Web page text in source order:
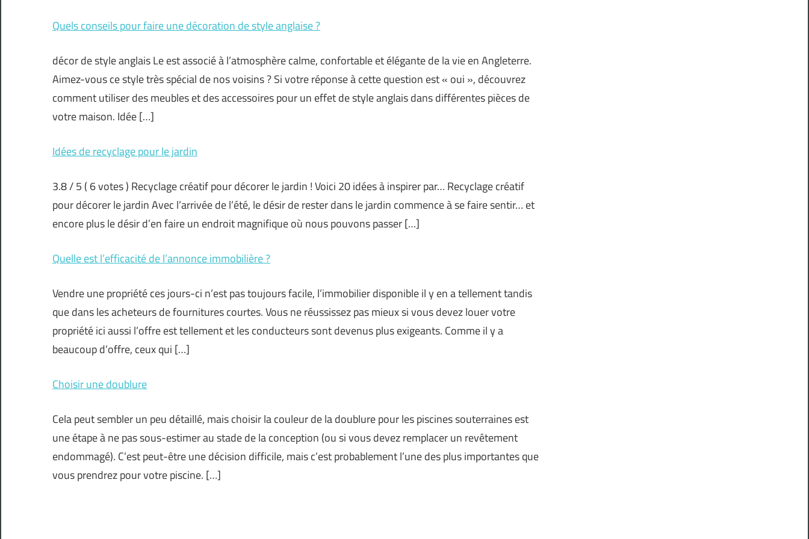
Quels conseils pour faire une décoration de style anglaise ?
décor de style anglais Le est associé à l’atmosphère calme, confortable et élégante de la vie en Angleterre.
Aimez-vous ce style très spécial de nos voisins ? Si votre réponse à cette question est « oui », découvrez
comment utiliser des meubles et des accessoires pour un effet de style anglais dans différentes pièces de
votre maison. Idée […]
Idées de recyclage pour le jardin
3.8 / 5 ( 6 votes ) Recyclage créatif pour décorer le jardin ! Voici 20 idées à inspirer par… Recyclage créatif
pour décorer le jardin Avec l’arrivée de l’été, le désir de rester dans le jardin commence à se faire sentir… et
encore plus le désir d’en faire un endroit magnifique où nous pouvons passer […]
Quelle est l’efficacité de l’annonce immobilière ?
Vendre une propriété ces jours-ci n’est pas toujours facile, l’immobilier disponible il y en a tellement tandis
que dans les acheteurs de fournitures courtes. Vous ne réussissez pas mieux si vous devez louer votre
propriété ici aussi l’offre est tellement et les conducteurs sont devenus plus exigeants. Comme il y a
beaucoup d’offre, ceux qui […]
Choisir une doublure
Cela peut sembler un peu détaillé, mais choisir la couleur de la doublure pour les piscines souterraines est
une étape à ne pas sous-estimer au stade de la conception (ou si vous devez remplacer un revêtement
endommagé). C’est peut-être une décision difficile, mais c’est probablement l’une des plus importantes que
vous prendrez pour votre piscine. […]